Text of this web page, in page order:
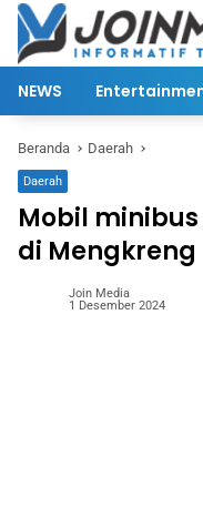
Langsung
konten
NEWS
Beranda Daerah
Daerah
Mobil
di Mengkreng
Join Media
1 Desember 2024